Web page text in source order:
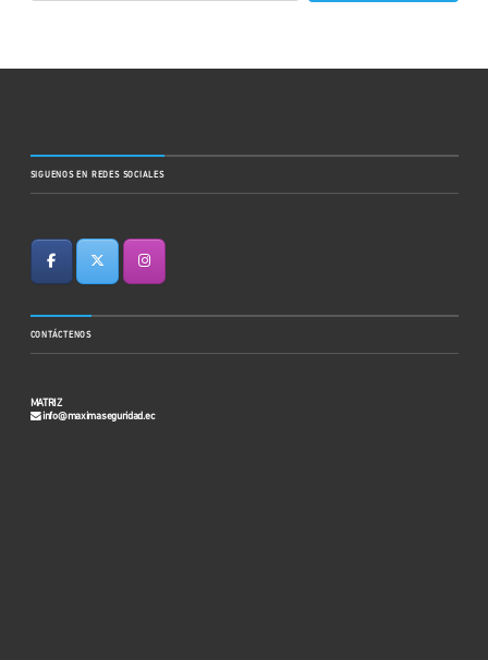
SIGUENOS EN REDES SOCIALES
CONTÁCTENOS
MATRIZ
info@maximaseguridad.ec